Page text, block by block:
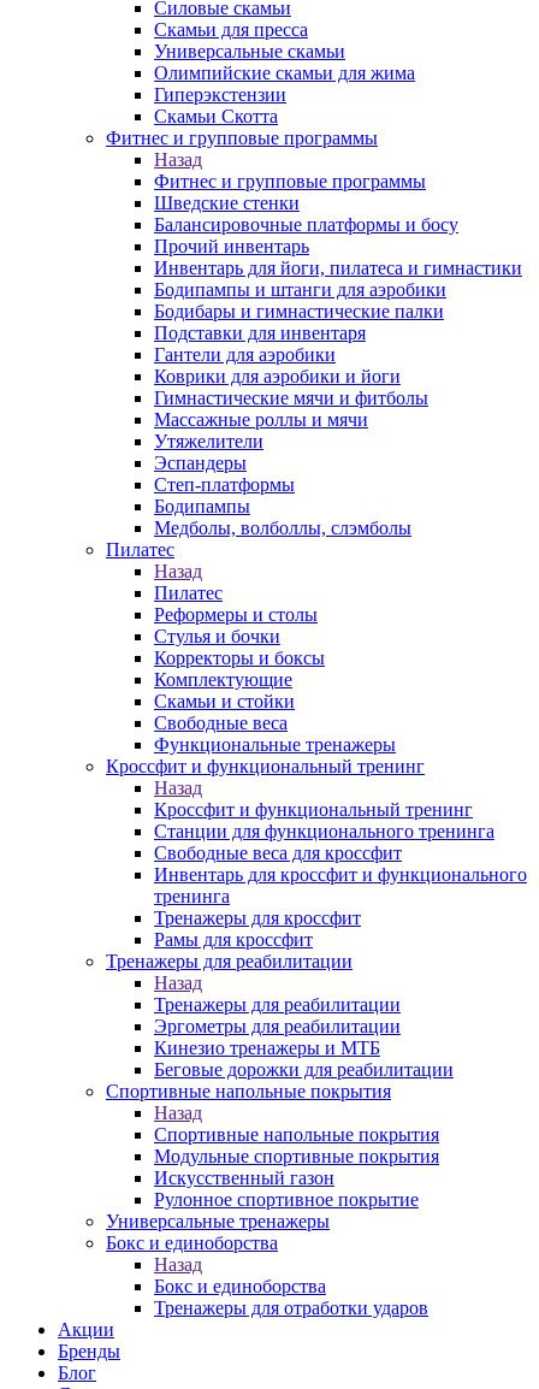
Силовые скамьи
Скамьи для пресса
Универсальные скамьи
Олимпийские скамьи для жима
Гиперэкстензии
Скамьи Скотта
Фитнес и групповые программы
Назад
Фитнес и групповые программы
Шведские стенки
Балансировочные платформы и босу
Прочий инвентарь
Инвентарь для йоги, пилатеса и гимнастики
Бодипампы и штанги для аэробики
Бодибары и гимнастические палки
Подставки для инвентаря
Гантели для аэробики
Коврики для аэробики и йоги
Гимнастические мячи и фитболы
Массажные роллы и мячи
Утяжелители
Эспандеры
Степ-платформы
Бодипампы
Медболы, волболлы, слэмболы
Пилатес
Назад
Пилатес
Реформеры и столы
Стулья и бочки
Корректоры и боксы
Комплектующие
Скамьи и стойки
Свободные веса
Функциональные тренажеры
Кроссфит и функциональный тренинг
Назад
Кроссфит и функциональный тренинг
Станции для функционального тренинга
Свободные веса для кроссфит
Инвентарь для кроссфит и функционального
тренинга
Тренажеры для кроссфит
Рамы для кроссфит
Тренажеры для реабилитации
Назад
Тренажеры для реабилитации
Эргометры для реабилитации
Кинезио тренажеры и МТБ
Беговые дорожки для реабилитации
Спортивные напольные покрытия
Назад
Спортивные напольные покрытия
Модульные спортивные покрытия
Искусственный газон
Рулонное спортивное покрытие
Универсальные тренажеры
Бокс и единоборства
Назад
Бокс и единоборства
Тренажеры для отработки ударов
Акции
Бренды
Блог